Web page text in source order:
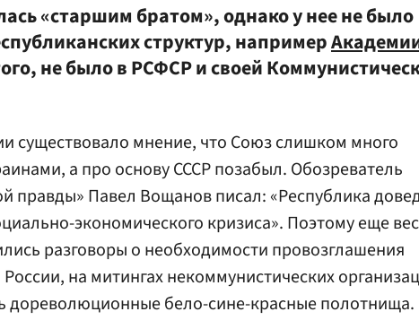
«старшим братом», однако у нее не было
структур, например
не было в РСФСР и своей
существовало мнение, что Союз слишком много
а про основу СССР позабыл. Обозреватель
правды» Павел Вощанов писал: «Республика
экономического кризиса». Поэтому еще
разговоры о необходимости провозглашения
России, на митингах некоммунистических
дореволюционные бело-сине-красные полотнища.